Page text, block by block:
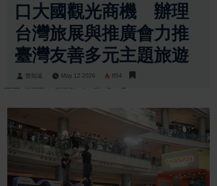
口大國觀光商機 辦理
台灣旅展與推廣會力推
臺灣友善多元主題旅遊
曾知遠 May 12 2026 854